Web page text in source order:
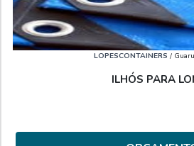
LOPESCONTAINERS /
ILHÓS PARA